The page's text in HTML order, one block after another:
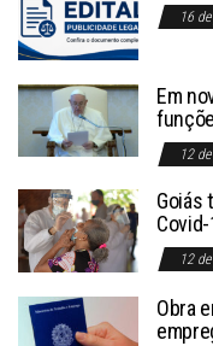
16
Em
12
Goiás
12
Obra